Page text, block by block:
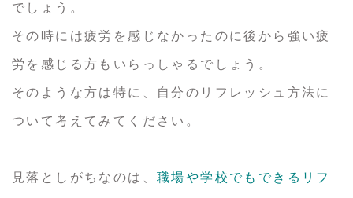
でしょう。
その時には疲労を感じなかったのに後から強い疲
労を感じる方もいらっしゃるでしょう。
そのような方は特に、自分のリフレッシュ方法に
ついて考えてみてください。
見落としがちなのは、 職場や学校でもできるリフ